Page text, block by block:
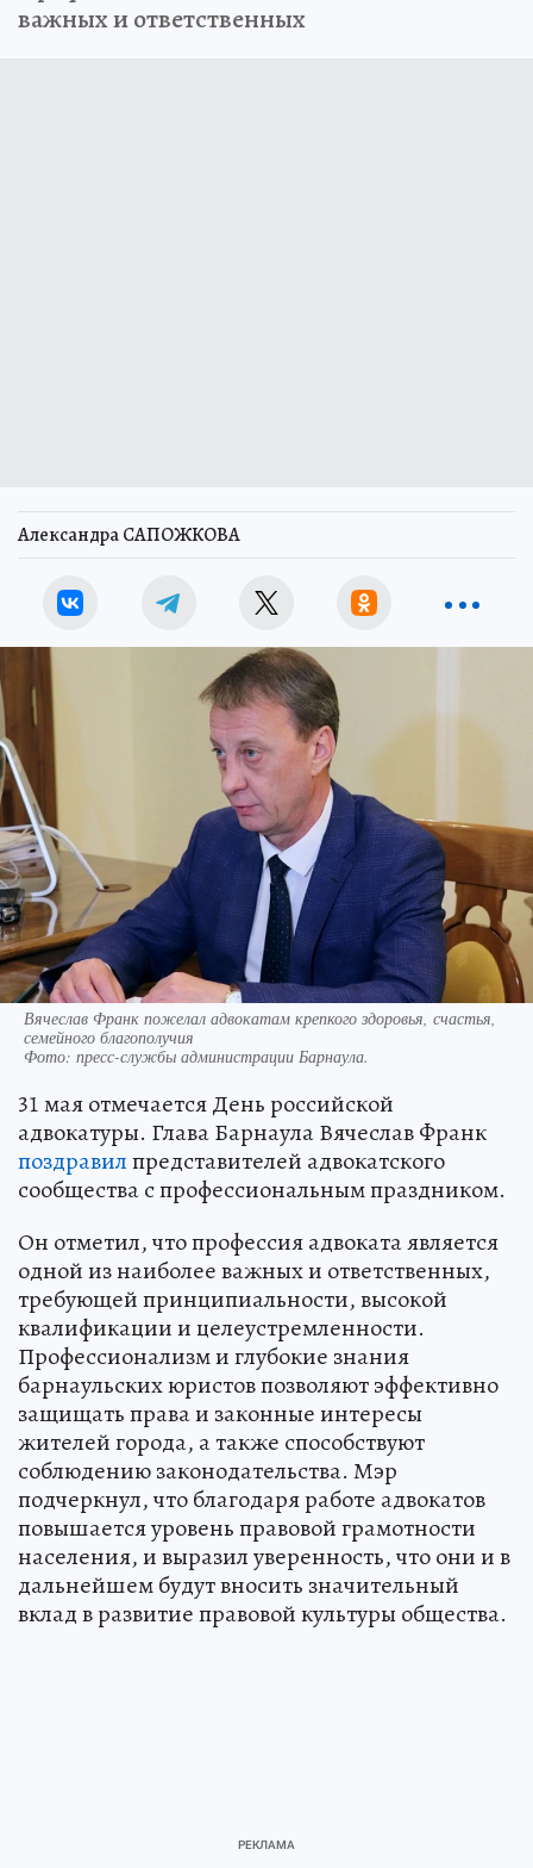
важных и ответственных
Александра САПОЖКОВА
Вячеслав Франк пожелал адвокатам крепкого здоровья, счастья,
семейного благополучия
Фото: пресс-службы администрации Барнаула.
31 мая отмечается День российской
адвокатуры. Глава Барнаула Вячеслав Франк
поздравилпредставителей адвокатского
сообщества с профессиональным праздником.
Он отметил, что профессия адвоката является
одной из наиболее важных и ответственных,
требующей принципиальности, высокой
квалификации и целеустремленности.
Профессионализм и глубокие знания
барнаульских юристов позволяют эффективно
защищать права и законные интересы
жителей города, а также способствуют
соблюдению законодательства. Мэр
подчеркнул, что благодаря работе адвокатов
повышается уровень правовой грамотности
населения, и выразил уверенность, что они и в
дальнейшем будут вносить значительный
вклад в развитие правовой культуры общества.